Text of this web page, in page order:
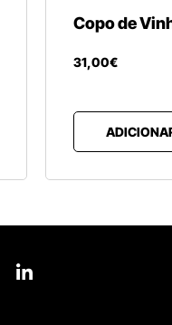
Copo de
31,00€